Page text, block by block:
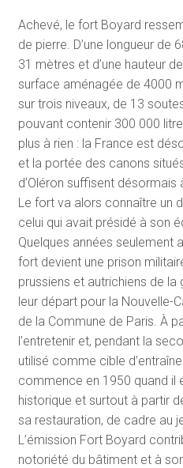
Achevé, le fort Boyard
de pierre. D’une longueur de
31 mètres et d’une hauteur
surface aménagée de 4000
sur trois niveaux, de 13
pouvant contenir 300 000
plus à rien : la France est
et la portée des canons situés
d’Oléron suffisent désormais
Le fort va alors connaître un
celui qui avait présidé à son
Quelques années seulement
fort devient une prison
prussiens et autrichiens de la
leur départ pour la Nouvelle-
de la Commune de Paris. À
l’entretenir et, pendant la
utilisé comme cible
commence en 1950 quand il
historique et surtout à partir
sa restauration, de cadre au
L’émission Fort Boyard
notoriété du bâtiment et à